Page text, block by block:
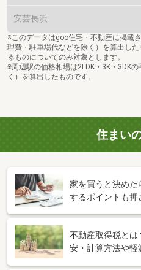
安芸長浜
※このデータはgoo住宅・不動産に掲載
理費・駐車場代などを除く）を算出し
るものについてのみ対象とします。
※周辺駅の価格相場は2LDK・3K・3DK
く）を算出したものです。
住まい
家を買うと決めた
するポイントも押
不動産取得税とは
安・計算方法や軽